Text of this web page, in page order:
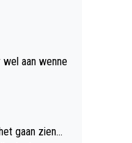
aan wenne
gaan zien...